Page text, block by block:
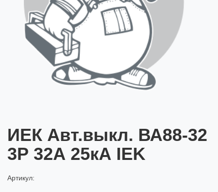
ИЕК Авт.выкл. ВА88-32
3Р 32А 25кА IEK
Артикул: